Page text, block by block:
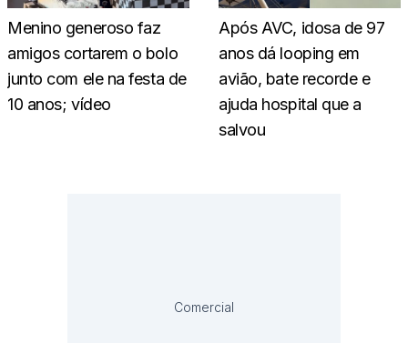
Menino generoso faz
amigos cortarem o bolo
junto com ele na festa de
10 anos; vídeo
Após AVC, idosa de 97
anos dá looping em
avião, bate recorde e
ajuda hospital que a
salvou
Comercial